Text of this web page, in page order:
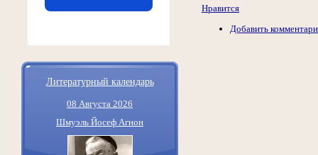
Литературный календарь
08 Августа 2026
Шмуэль Йосеф Агнон
Нравится
Добавить